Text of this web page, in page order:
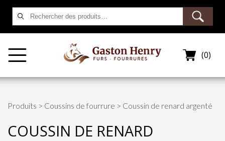
(0)
Produits > Coussins de fourrure > Coussin de renard argenté
COUSSIN DE RENARD